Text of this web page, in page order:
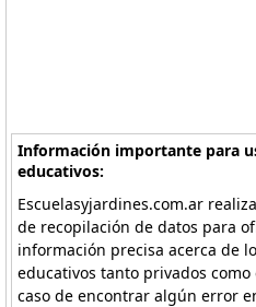
Información importante para
educativos:
Escuelasyjardines.com.ar
de recopilación de datos para
información precisa acerca de
educativos tanto privados
caso de encontrar algún error